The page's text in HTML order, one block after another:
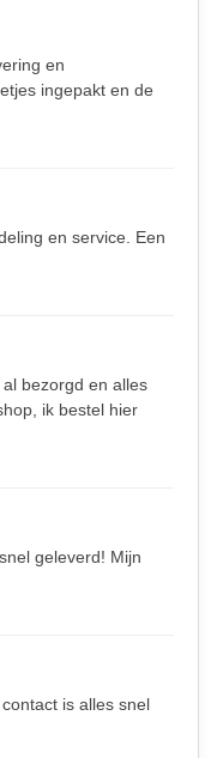
en
ingepakt en de
en service. Een
bezorgd en alles
ik bestel hier
geleverd! Mijn
is alles snel